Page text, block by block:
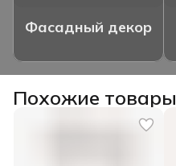
Фасадный декор
Похожие товары